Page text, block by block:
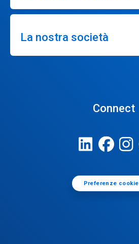
La nostra società
Connect
Preferenze cookie